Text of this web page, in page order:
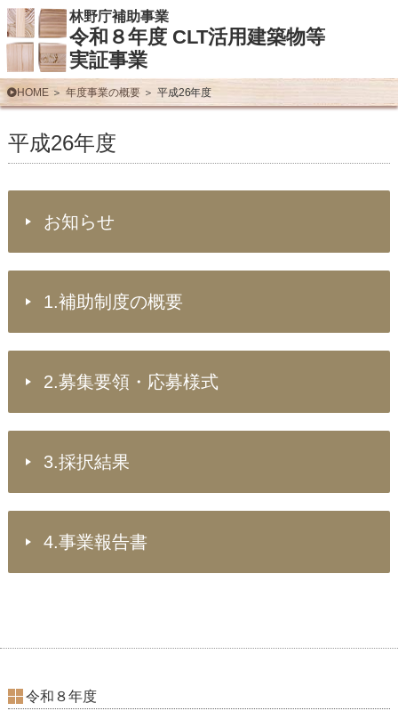
林野庁補助事業
令和８年度 CLT活用建築物等
実証事業
HOME 年度事業の概要 平成26年度
平成26年度
お知らせ
1.補助制度の概要
2.募集要領・応募様式
3.採択結果
4.事業報告書
令和８年度